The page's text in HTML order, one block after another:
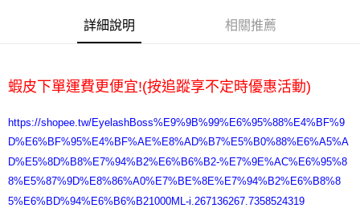
每筆NT$65，滿NT$2,000(含以上)免運費
每筆NT$65，滿NT$2,000(含以上)免運費
每筆NT$100，滿NT$2,000(含以上)免運費
詳細說明 相關推薦
蝦皮下單運費更便宜!(按追蹤享不定時優惠活動)
https://shopee.tw/EyelashBoss%E9%9B%99%E6%95%88%E4%BF%9
D%E6%BF%95%E4%BF%AE%E8%AD%B7%E5%B0%88%E6%A5%A
D%E5%8D%B8%E7%94%B2%E6%B6%B2-%E7%9E%AC%E6%95%8
8%E5%87%9D%E8%86%A0%E7%BE%8E%E7%94%B2%E6%B8%8
5%E6%BD%94%E6%B6%B21000ML-i.267136267.7358524319